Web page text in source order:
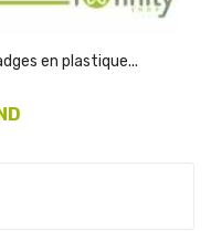
en plastique...